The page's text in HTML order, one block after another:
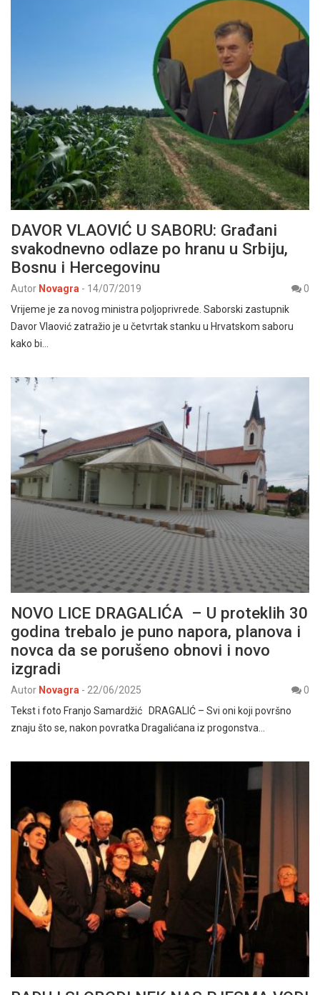
DAVOR VLAOVIĆ U SABORU: Građani
svakodnevno odlaze po hranu u Srbiju,
Bosnu i Hercegovinu
Autor Novagra - 14/07/2019
0
Vrijeme je za novog ministra poljoprivrede. Saborski zastupnik
Davor Vlaović zatražio je u četvrtak stanku u Hrvatskom saboru
kako bi…
NOVO LICE DRAGALIĆA – U proteklih 30
godina trebalo je puno napora, planova i
novca da se porušeno obnovi i novo
izgradi
Autor Novagra - 22/06/2025
0
Tekst i foto Franjo Samardžić DRAGALIĆ – Svi oni koji površno
znaju što se, nakon povratka Dragalićana iz progonstva…